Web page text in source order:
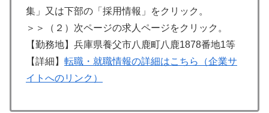
集」又は下部の「採用情報」をクリック。
＞＞（２）次ページの求人ページをクリック。
【勤務地】兵庫県養父市八鹿町八鹿1878番地1等
【詳細】 転職・就職情報の詳細はこちら（企業サ
イトへのリンク）